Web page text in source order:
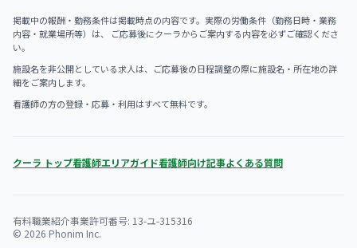
掲載中の報酬・勤務条件は掲載時点の内容です。実際の労働条件（勤務日時・業務
内容・就業場所等）は、 ご応募後にクーラからご案内する内容を必ずご確認くださ
い。
施設名を非公開としている求人は、ご応募後の日程調整の際に施設名・所在地の詳
細をご案内します。
看護師の方の登録・応募・利用はすべて無料です。
クーラ トップ看護師エリアガイド看護師向け記事よくある質問
有料職業紹介事業許可番号: 13-ユ-315316
© 2026 Phonim Inc.